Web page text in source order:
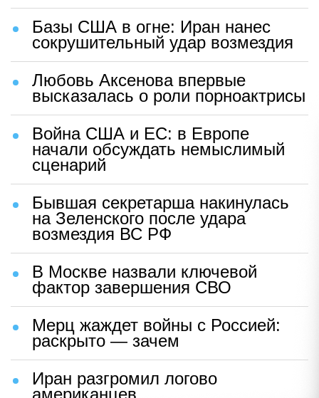
Базы США в огне: Иран нанес
сокрушительный удар возмездия
Любовь Аксенова впервые
высказалась о роли порноактрисы
Война США и ЕС: в Европе
начали обсуждать немыслимый
сценарий
Бывшая секретарша накинулась
на Зеленского после удара
возмездия ВС РФ
В Москве назвали ключевой
фактор завершения СВО
Мерц жаждет войны с Россией:
раскрыто — зачем
Иран разгромил логово